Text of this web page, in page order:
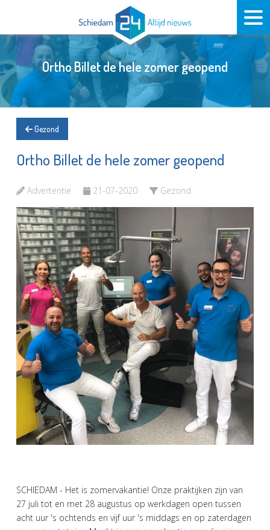
Ortho Billet de hele zomer geopend
Gezond
Ortho Billet de hele zomer geopend
Advertentie 21-07-2020 Gezond
SCHIEDAM - Het is zomervakantie! Onze praktijken zijn van
27 juli tot en met 28 augustus op werkdagen open tussen
‪acht uur 's ochtends en vijf uur 's middags en op zaterdagen